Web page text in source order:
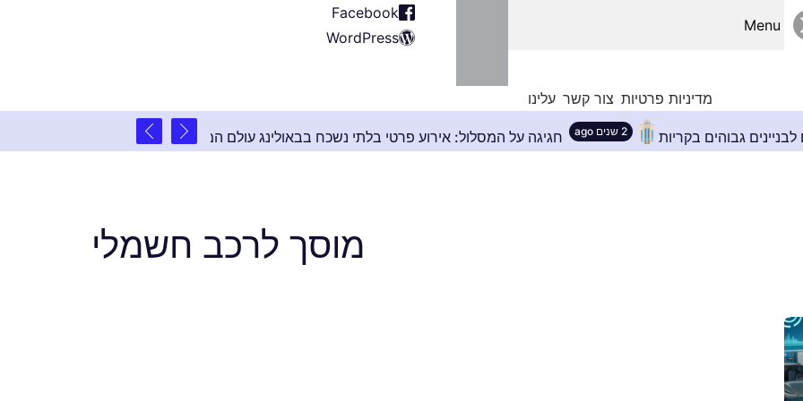
Menu
מדיניות פרטיות צור קשר עלינו
Facebook
WordPress
לבניינים גבוהים בקריות 2 שנים ago חגיגה על המסלול: אירוע פרטי בלתי נשכח בבאולינג עולם המשחקים
מוסך לרכב חשמלי